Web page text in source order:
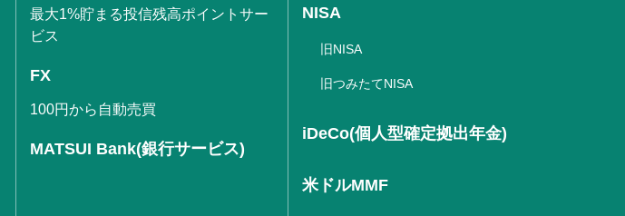
最大1%貯まる投信残高ポイントサー
ビス
FX
100円から自動売買
MATSUI Bank(銀行サービス)
NISA
旧NISA
旧つみたてNISA
iDeCo(個人型確定拠出年金)
米ドルMMF